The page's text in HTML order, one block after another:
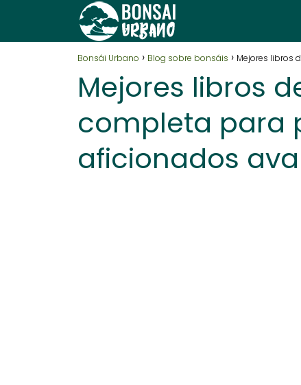
Bonsái Urbano Blog sobre bonsáis Mejores libros
Mejores libros
completa para
aficionados